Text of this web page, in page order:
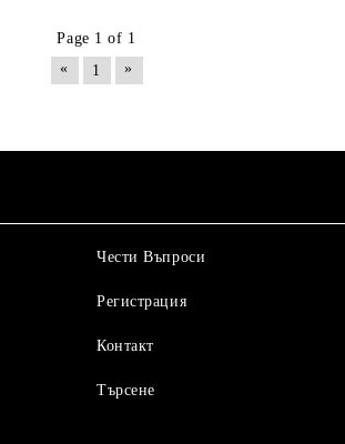
Page 1 of 1
«
1 »
Чести Въпроси
Регистрация
Контакт
Търсене